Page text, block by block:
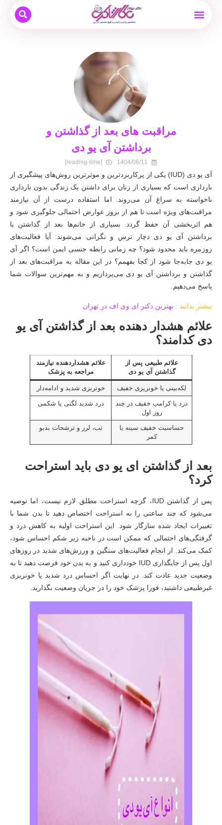
مراقبت های بعد از گذاشتن و
برداشتن آی یو دی
1404/06/11
[reading-time]
آی یو دی (IUD) یکی از پرکاربردترین و موثرترین روش‌های پیشگیری از
بارداری است که بسیاری از زنان برای داشتن یک زندگی بدون بارداری
ناخواسته به سراغ آن می‌روند. اما استفاده درست از آن نیازمند
مراقبت‌های ویژه است تا هم از بروز عوارض احتمالی جلوگیری شود و
هم اثربخشی آن حفظ گردد. بسیاری از خانم‌ها بعد از گذاشتن یا
برداشتن آی یو دی دچار ترس و نگرانی می‌شوند: آیا فعالیت‌های
روزمره باید محدود شود؟ چه زمانی رابطه جنسی ایمن است؟ اگر آی
یو دی جابه‌جا شود از کجا بفهمم؟ در این مقاله به مراقبت‌های بعد از
گذاشتن و برداشتن آی یو دی می‌پردازیم و به مهم‌ترین سوالات شما
پاسخ می‌دهیم.
بیشتر بدانید : بهترین دکتر ای وی اف در تهران
علائم هشدار دهنده بعد از گذاشتن آی یو
دی کدامند؟
علائم طبیعی پس از
گذاشتن آی یو دی
علائم هشداردهنده نیازمند
مراجعه به پزشک
لکه‌بینی یا خونریزی خفیف خونریزی شدید و ادامه‌دار
درد یا کرامپ خفیف در چند
روز اول
درد شدید لگنی یا شکمی
حساسیت خفیف سینه یا
کمر
تب، لرز و ترشحات بدبو
بعد از گذاشتن ای یو دی باید استراحت
کرد؟
پس از گذاشتن IUD، گرچه استراحت مطلق لازم نیست، اما توصیه
می‌شود که چند ساعتی را به استراحت اختصاص دهید تا بدن شما با
تغییرات ایجاد شده سازگار شود. این استراحت اولیه به کاهش درد و
گرفتگی‌های احتمالی که ممکن است در ناحیه زیر شکم احساس شود،
کمک می‌کند. از انجام فعالیت‌های سنگین و ورزش‌های شدید در روزهای
اول پس از جایگذاری IUD خودداری کنید و به بدن خود فرصت دهید تا به
وضعیت جدید عادت کند. در نهایت اگر احساس درد شدید یا خونریزی
غیرطبیعی داشتید، فورا پزشک خود را در جریان وضعیت بگذارید.